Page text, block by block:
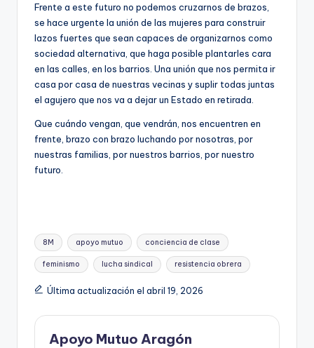
Frente a este futuro no podemos cruzarnos de brazos,
se hace urgente la unión de las mujeres para construir
lazos fuertes que sean capaces de organizarnos como
sociedad alternativa, que haga posible plantarles cara
en las calles, en los barrios. Una unión que nos permita ir
casa por casa de nuestras vecinas y suplir todas juntas
el agujero que nos va a dejar un Estado en retirada.
Que cuándo vengan, que vendrán, nos encuentren en
frente, brazo con brazo luchando por nosotras, por
nuestras familias, por nuestros barrios, por nuestro
futuro.
Etiquetas:
8M apoyo mutuo conciencia de clase
feminismo lucha sindical resistencia obrera
Última actualización el abril 19, 2026
Apoyo Mutuo Aragón